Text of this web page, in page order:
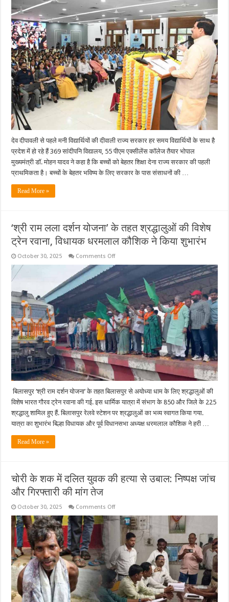
आगे
बढ़ें,
बेहतर
शिक्षा
देना
राज्य
सरकार
की
पहली
प्राथमिकता
:
मुख्यमंत्री
डॉ.
यादव
देव दीपावली से पहले मनी विद्यार्थियों की दीवाली राज्य सरकार हर समय विद्यार्थियों के साथ है
प्रदेश में हो रहे हैं 369 सांदीपनि विद्यालय, 55 पीएम एक्सीलेंस कॉलेज तैयार भोपाल
मुख्यमंत्री डॉ. मोहन यादव ने कहा है कि बच्चों को बेहतर शिक्षा देना राज्य सरकार की पहली
प्राथमिकता है। बच्चों के बेहतर भविष्य के लिए सरकार के पास संसाधनों की …
Read More »
‘श्री राम लला दर्शन योजना’ के तहत श्रद्धालुओं की विशेष
ट्रेन रवाना, विधायक धरमलाल कौशिक ने किया शुभारंभ
October 30, 2025 Comments Offon
लला
योजना’
के
तहत
श्रद्धालुओं
की
विशेष
ट्रेन
रवाना,
विधायक
धरमलाल
कौशिक
ने
किया
शुभारंभ
बिलासपुर ‘श्री राम दर्शन योजना’ के तहत बिलासपुर से अयोध्या धाम के लिए श्रद्धालुओं की
विशेष भारत गौरव ट्रेन रवाना की गई. इस धार्मिक यात्रा में संभाग के 850 और जिले के 225
श्रद्धालु शामिल हुए हैं. बिलासपुर रेलवे स्टेशन पर श्रद्धालुओं का भव्य स्वागत किया गया.
यात्रा का शुभारंभ बिल्हा विधायक और पूर्व विधानसभा अध्यक्ष धरमलाल कौशिक ने हरी …
Read More »
चोरी के शक में दलित युवक की हत्या से उबाल: निष्पक्ष जांच
और गिरफ्तारी की मांग तेज
October 30, 2025 Comments Offon
के
शक
दलित
युवक
की
हत्या
से
उबाल:
निष्पक्ष
जांच
और
गिरफ्तारी